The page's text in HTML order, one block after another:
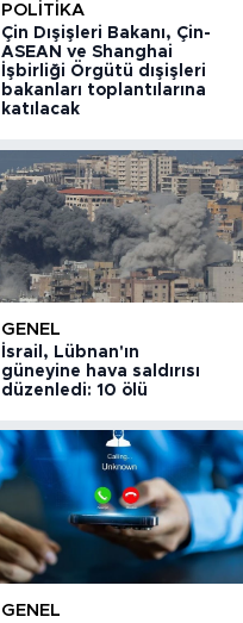
POLITIKA
Çin Dışişleri Bakanı, Çin-
ASEAN ve Shanghai
İşbirliği Örgütü dışişleri
bakanları toplantılarına
katılacak
GENEL
İsrail, Lübnan'ın
güneyine hava saldırısı
düzenledi: 10 ölü
GENEL